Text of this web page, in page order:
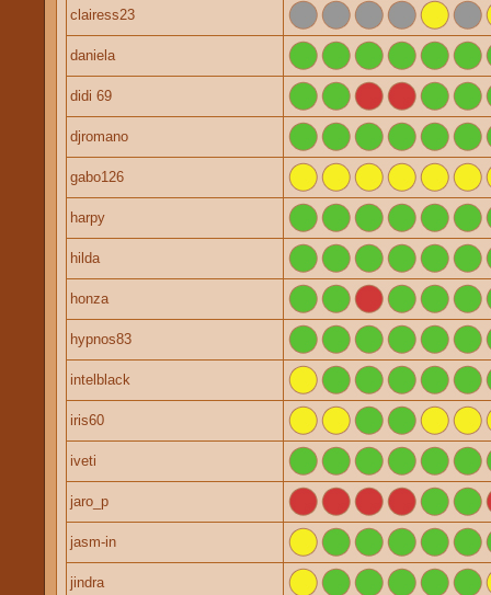
clairess23
daniela
didi 69
djromano
gabo126
harpy
hilda
honza
hypnos83
intelblack
iris60
iveti
jaro_p
jasm-in
jindra